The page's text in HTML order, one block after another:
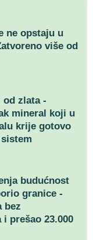
ne opstaju u
više od
od zlata -
mineral koji u
krije gotovo
budućnost
granice -
bez
prešao 23.000